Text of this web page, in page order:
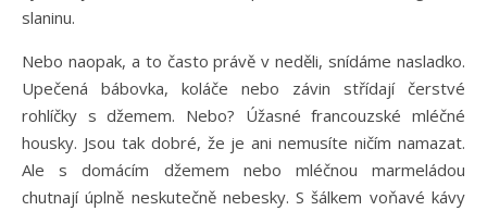
slaninu.
Nebo naopak, a to často právě v neděli, snídáme nasladko.
Upečená bábovka, koláče nebo závin střídají čerstvé
rohlíčky s džemem. Nebo? Úžasné francouzské mléčné
housky. Jsou tak dobré, že je ani nemusíte ničím namazat.
Ale s domácím džemem nebo mléčnou marmeládou
chutnají úplně neskutečně nebesky. S šálkem voňavé kávy